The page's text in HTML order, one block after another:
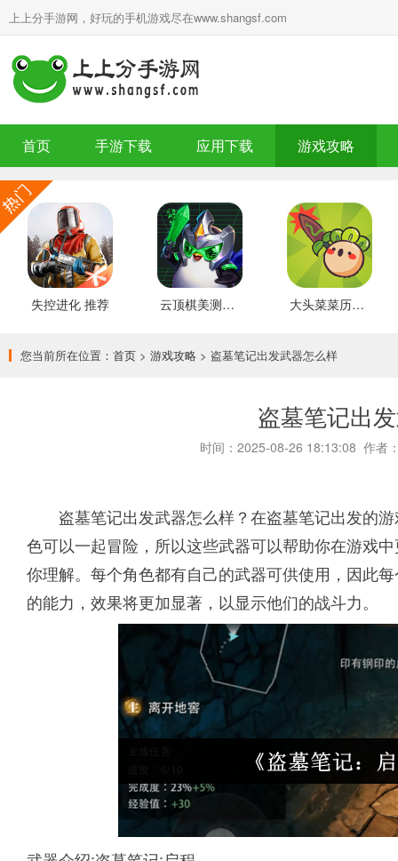
上上分手游网，好玩的手机游戏尽在www.shangsf.com
首页 手游下载 应用下载 游戏攻略
失控进化 推荐 云顶棋美测服 最新版 大头菜菜历险记 好玩的
您当前所在位置： 首页 > 游戏攻略 > 盗墓笔记出发武器怎么样
盗墓笔记出
时间：2025-08-26 18:13:08 作者
盗墓笔记出发武器怎么样？在盗墓笔记出发的
色可以一起冒险，所以这些武器可以帮助你在游戏
你理解。每个角色都有自己的武器可供使用，因此
的能力，效果将更加显著，以显示他们的战斗力。